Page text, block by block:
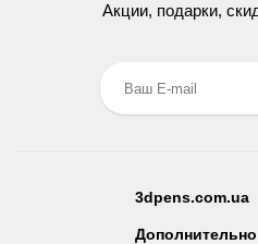
Акции, подарки,
3dpens.com.ua
Дополнительно